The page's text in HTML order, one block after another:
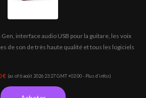
interface audio USB pour la guitare, les voix
de son de très haute qualité et tous les logiciels
€ (as of 6 août 2026 23:27 GMT +02:00 - Plus d’infos)